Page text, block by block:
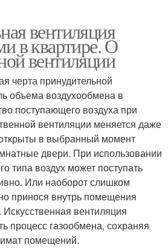
вентиляция
в квартире. О
вентиляции
черта принудительной
объема воздухообмена в
поступающего воздуха при
вентиляции меняется даже
в выбранный момент
двери. При использовании
типа воздух может поступать
Или наоборот слишком
принося внутрь помещения
вентиляция
процесс газообмена, сохраняя
помещений.